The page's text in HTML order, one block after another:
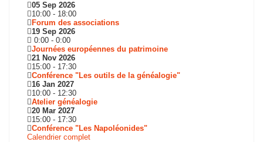
05 Sep 2026
10:00 - 18:00
Forum des associations
19 Sep 2026
0:00 - 0:00
Journées européennes du patrimoine
21 Nov 2026
15:00 - 17:30
Conférence "Les outils de la généalogie"
16 Jan 2027
10:00 - 12:30
Atelier généalogie
20 Mar 2027
15:00 - 17:30
Conférence "Les Napoléonides"
Calendrier complet